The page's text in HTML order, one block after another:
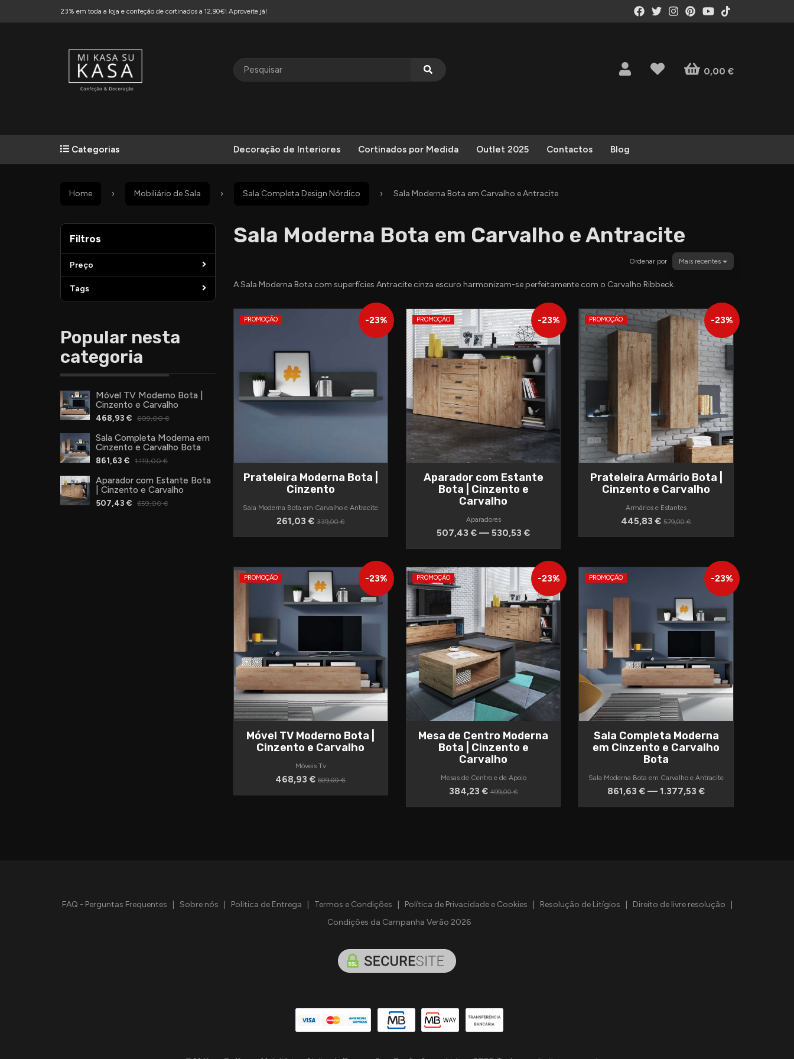
23% em toda a loja e confeção de cortinados a 12,90€! Aproveite já!
0,00 €
Decoração de Interiores Cortinados por Medida Outlet 2025 Contactos Blog
Categorias
Home Mobiliário de Sala Sala Completa Design Nórdico Sala Moderna Bota em Carvalho e Antracite
Filtros
Filtros
Preço
Tags
Popular nesta
categoria
Móvel TV Moderno Bota |
Cinzento e Carvalho
468,93 € 609,00 €
Sala Completa Moderna em
Cinzento e Carvalho Bota
861,63 € 1.119,00 €
Aparador com Estante Bota
| Cinzento e Carvalho
507,43 € 659,00 €
Sala Moderna Bota em Carvalho e Antracite
Ordenar por Mais recentes
A Sala Moderna Bota com superfícies Antracite cinza escuro harmonizam-se perfeitamente com o Carvalho Ribbeck.
-23%
PROMOÇÃO
Prateleira Moderna Bota |
Cinzento
Sala Moderna Bota em Carvalho e Antracite
261,03 € 339,00 €
-23%
PROMOÇÃO
Aparador com Estante
Bota | Cinzento e
Carvalho
Aparadores
507,43 € — 530,53 €
-23%
PROMOÇÃO
Prateleira Armário Bota |
Cinzento e Carvalho
Armários e Estantes
445,83 €579,00 €
-23%
PROMOÇÃO
Móvel TV Moderno Bota |
Cinzento e Carvalho
Móveis Tv
468,93 €609,00 €
-23%
PROMOÇÃO
Mesa de Centro Moderna
Bota | Cinzento e
Carvalho
Mesas de Centro e de Apoio
384,23 € 499,00 €
-23%
PROMOÇÃO
Sala Completa Moderna
em Cinzento e Carvalho
Bota
Sala Moderna Bota em Carvalho e Antracite
861,63 € — 1.377,53 €
FAQ - Perguntas Frequentes Sobre nós Politica de Entrega Termos e Condições Política de Privacidade e Cookies Resolução de Litígios Direito de livre resolução
Condições da Campanha Verão 2026